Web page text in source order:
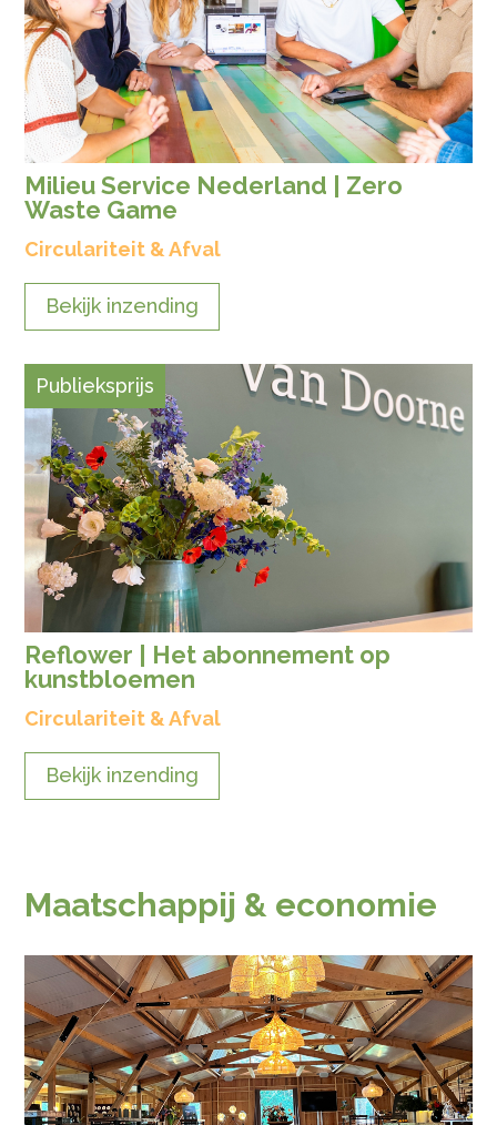
Milieu Service Nederland | Zero
Waste Game
Circulariteit & Afval
Bekijk inzending
Publieksprijs
Reflower | Het abonnement op
kunstbloemen
Circulariteit & Afval
Bekijk inzending
Maatschappij & economie